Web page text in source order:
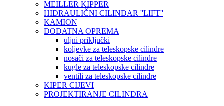
MEILLER KIPPER
HIDRAULIČNI CILINDAR ''LIFT''
KAMION
DODATNA OPREMA
uljni priključki
koljevke za teleskopske cilindre
nosači za teleskopske cilindre
kugle za teleskopske cilindre
ventili za teleskopske cilindre
KIPER CIJEVI
PROJEKTIRANJE CILINDRA